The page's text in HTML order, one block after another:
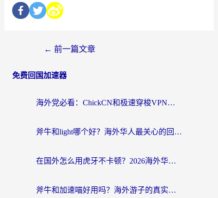
← 前一篇文章
免费回国加速器
海外党必看：ChickCN和极速穿梭VPN好用吗？3招教你选对回国加速器无缝刷国内资源
斧牛和light哪个好？海外华人最关心的回国加速器选择难题，一篇讲透
在国外怎么用虎牙不卡顿？2026海外华人亲测有效的回国加速器选择指南
斧牛和加速喵好用吗？海外游子的真实选择困境